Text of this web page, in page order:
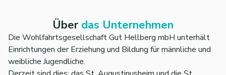
Über das Unternehmen
Die Wohlfahrtsgesellschaft Gut Hellberg mbH unterhält
Einrichtungen der Erziehung und Bildung für männliche und
weibliche Jugendliche.